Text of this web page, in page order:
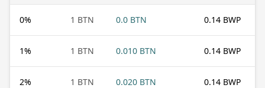
0% 1 BTN 0.0 BTN 0.14 BWP
1% 1 BTN 0.010 BTN 0.14 BWP
2% 1 BTN 0.020 BTN 0.14 BWP